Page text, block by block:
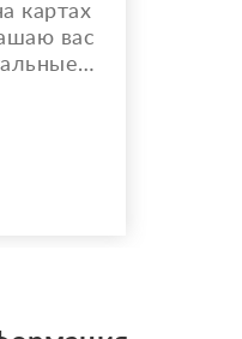
картах
вас